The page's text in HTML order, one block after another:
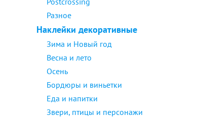
Разное
Наклейки декоративные
Зима и Новый год
Весна и лето
Осень
Бордюры и виньетки
Еда и напитки
Звери, птицы и персонажи